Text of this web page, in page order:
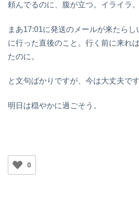
頼んでるのに、腹が立つ。イライラ。
まあ17:01に発送のメールが来たら
に行った直後のこと。行く前に来れ
たのに。
と文句ばかりですが、今は大丈夫です
明日は穏やかに過ごそう。
0